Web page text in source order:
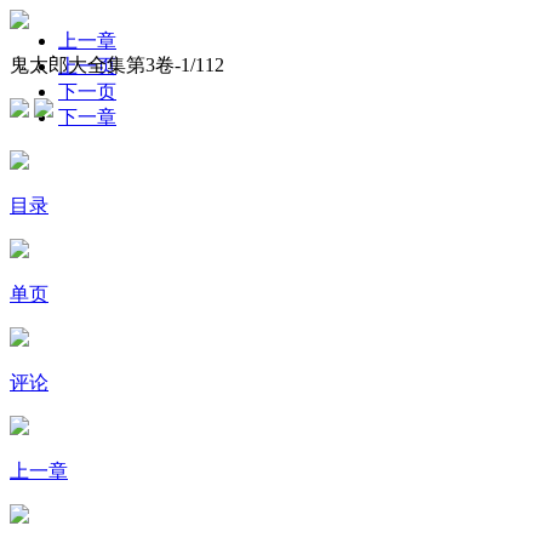
鬼太郎大全集第3卷-1/112
上一章
上一页
下一页
下一章
目录
单页
评论
上一章